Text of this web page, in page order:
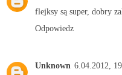
flejksy są super, dobry
Odpowiedz
Unknown 6.04.2012,